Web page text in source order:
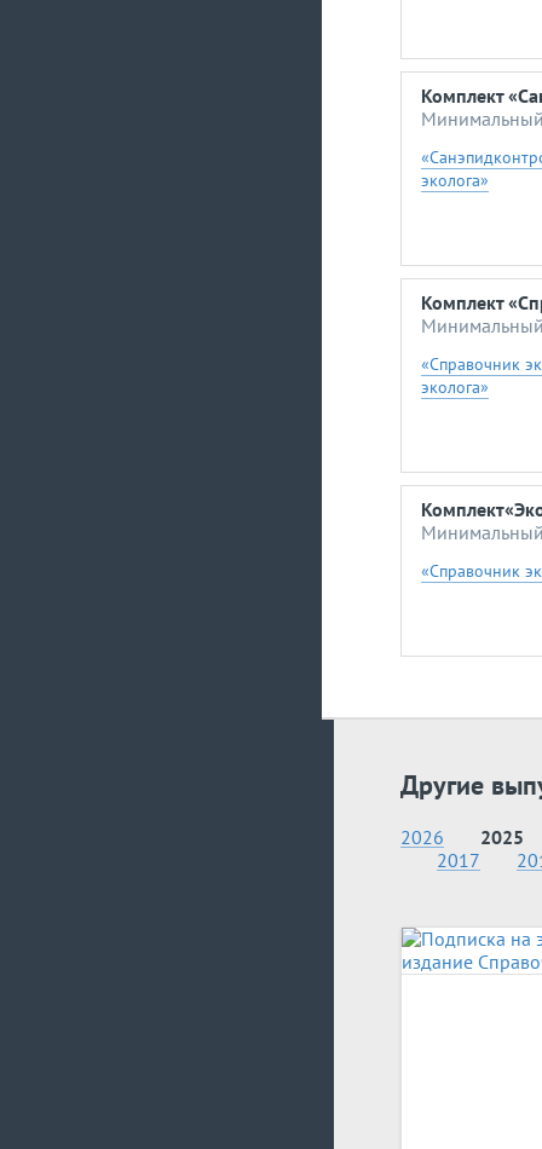
Комплект
эколога»
Комплект
«Справочник
эколога»
«Справочник
Другие
2026
2025
2017